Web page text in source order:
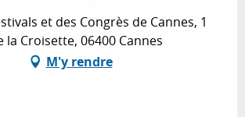
et des Congrès de Cannes, 1
la Croisette, 06400 Cannes
M'y rendre